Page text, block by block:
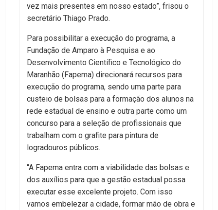
vez mais presentes em nosso estado”, frisou o
secretário Thiago Prado.
Para possibilitar a execução do programa, a
Fundação de Amparo à Pesquisa e ao
Desenvolvimento Científico e Tecnológico do
Maranhão (Fapema) direcionará recursos para
execução do programa, sendo uma parte para
custeio de bolsas para a formação dos alunos na
rede estadual de ensino e outra parte como um
concurso para a seleção de profissionais que
trabalham com o grafite para pintura de
logradouros públicos.
“A Fapema entra com a viabilidade das bolsas e
dos auxílios para que a gestão estadual possa
executar esse excelente projeto. Com isso
vamos embelezar a cidade, formar mão de obra e